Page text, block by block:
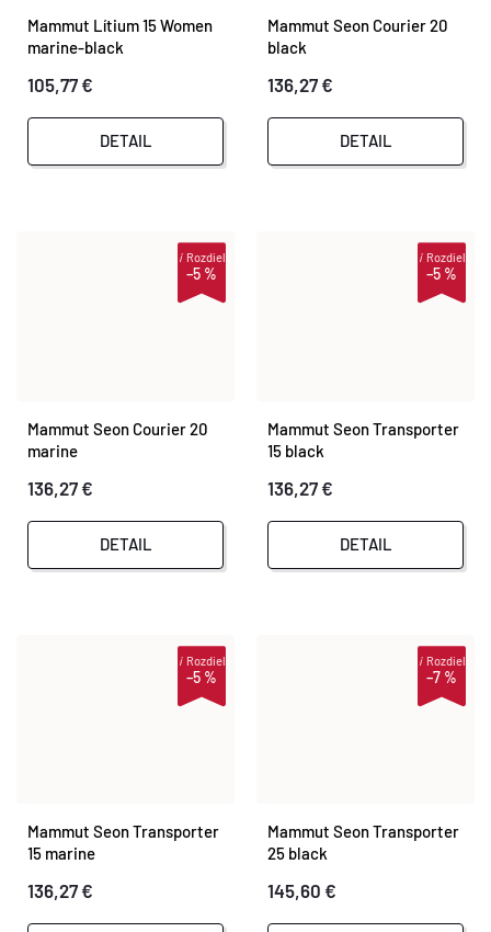
Mammut Lítium 15 Women
marine-black
105,77 €
DETAIL
Mammut Seon Courier 20
black
136,27 €
DETAIL
–5 %
iRozdiel
Mammut Seon Courier 20
marine
136,27 €
DETAIL
–5 %
iRozdiel
Mammut Seon Transporter
15 black
136,27 €
DETAIL
–5 %
iRozdiel
Mammut Seon Transporter
15 marine
136,27 €
–7 %
iRozdiel
Mammut Seon Transporter
25 black
145,60 €